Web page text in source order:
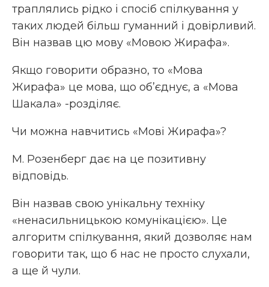
траплялись рідко і спосіб спілкування у
таких людей більш гуманний і довірливий.
Він назвав цю мову «Мовою Жирафа».
Якщо говорити образно, то «Мова
Жирафа» це мова, що об’єднує, а «Мова
Шакала» -розділяє.
Чи можна навчитись «Мові Жирафа»?
М. Розенберг дає на це позитивну
відповідь.
Він назвав свою унікальну техніку
«ненасильницькою комунікацією». Це
алгоритм спілкування, який дозволяє нам
говорити так, що б нас не просто слухали,
а ще й чули.